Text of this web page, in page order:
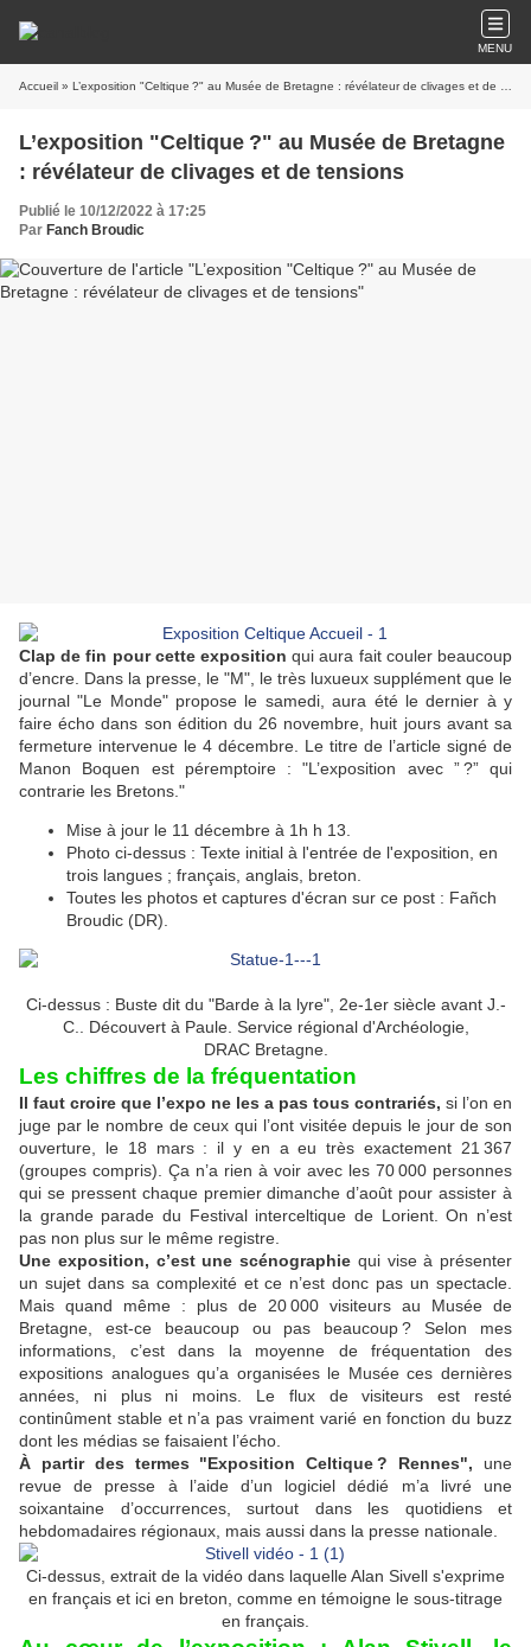
MENU
Accueil » L’exposition "Celtique ?" au Musée de Bretagne : révélateur de clivages et de tensions
L’exposition "Celtique ?" au Musée de Bretagne
: révélateur de clivages et de tensions
Publié le 10/12/2022 à 17:25
Par Fanch Broudic
Clap de fin pour cette exposition qui aura fait couler beaucoup
d’encre. Dans la presse, le "M", le très luxueux supplément que le
journal "Le Monde" propose le samedi, aura été le dernier à y
faire écho dans son édition du 26 novembre, huit jours avant sa
fermeture intervenue le 4 décembre. Le titre de l’article signé de
Manon Boquen est péremptoire : "L’exposition avec ” ?” qui
contrarie les Bretons."
Mise à jour le 11 décembre à 1h h 13.
Photo ci-dessus : Texte initial à l'entrée de l'exposition, en
trois langues ; français, anglais, breton.
Toutes les photos et captures d'écran sur ce post : Fañch
Broudic (DR).
Ci-dessus : Buste dit du "Barde à la lyre", 2e-1er siècle avant J.-
C.. Découvert à Paule. Service régional d'Archéologie,
DRAC Bretagne.
Les chiffres de la fréquentation
Il faut croire que l’expo ne les a pas tous contrariés, si l’on en
juge par le nombre de ceux qui l’ont visitée depuis le jour de son
ouverture, le 18 mars : il y en a eu très exactement 21 367
(groupes compris). Ça n’a rien à voir avec les 70 000 personnes
qui se pressent chaque premier dimanche d’août pour assister à
la grande parade du Festival interceltique de Lorient. On n’est
pas non plus sur le même registre.
Une exposition, c’est une scénographie qui vise à présenter
un sujet dans sa complexité et ce n’est donc pas un spectacle.
Mais quand même : plus de 20 000 visiteurs au Musée de
Bretagne, est-ce beaucoup ou pas beaucoup ? Selon mes
informations, c’est dans la moyenne de fréquentation des
expositions analogues qu’a organisées le Musée ces dernières
années, ni plus ni moins. Le flux de visiteurs est resté
continûment stable et n’a pas vraiment varié en fonction du buzz
dont les médias se faisaient l’écho.
À partir des termes "Exposition Celtique ? Rennes", une
revue de presse à l’aide d’un logiciel dédié m’a livré une
soixantaine d’occurrences, surtout dans les quotidiens et
hebdomadaires régionaux, mais aussi dans la presse nationale.
Ci-dessus, extrait de la vidéo dans laquelle Alan Sivell s'exprime
en français et ici en breton, comme en témoigne le sous-titrage
en français.